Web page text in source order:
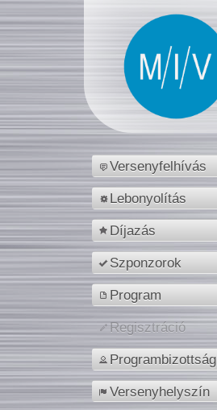
Versenyfelhívás
Lebonyolítás
Díjazás
Szponzorok
Program
Regisztráció
Programbizottság
Versenyhelyszín